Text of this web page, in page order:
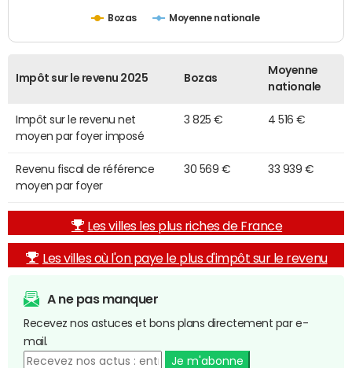
Bozas Moyenne nationale
Impôt sur le revenu 2025 Bozas
Moyenne
nationale
Impôt sur le revenu net
moyen par foyer imposé
3 825 € 4 516 €
Revenu fiscal de référence
moyen par foyer
30 569 € 33 939 €
Les villes les plus riches de France
Les villes où l'on paye le plus d'impôt sur le revenu
A ne pas manquer
Recevez nos astuces et bons plans directement par e-
mail.
Je m'abonne